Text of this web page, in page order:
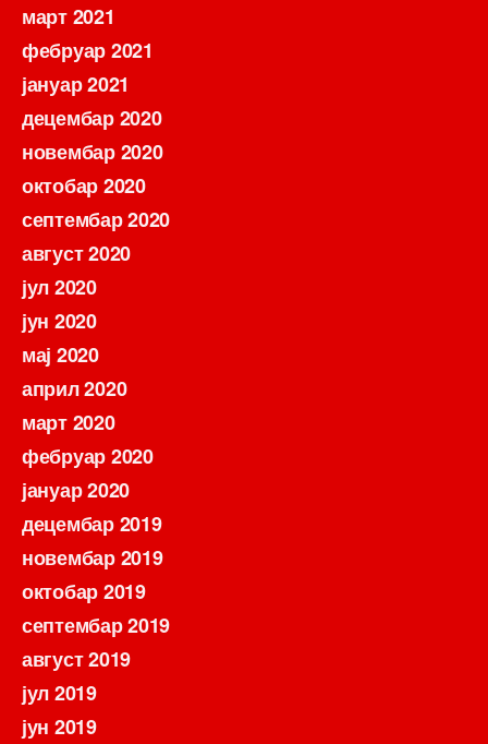
март 2021
фебруар 2021
јануар 2021
децембар 2020
новембар 2020
октобар 2020
септембар 2020
август 2020
јул 2020
јун 2020
мај 2020
април 2020
март 2020
фебруар 2020
јануар 2020
децембар 2019
новембар 2019
октобар 2019
септембар 2019
август 2019
јул 2019
јун 2019